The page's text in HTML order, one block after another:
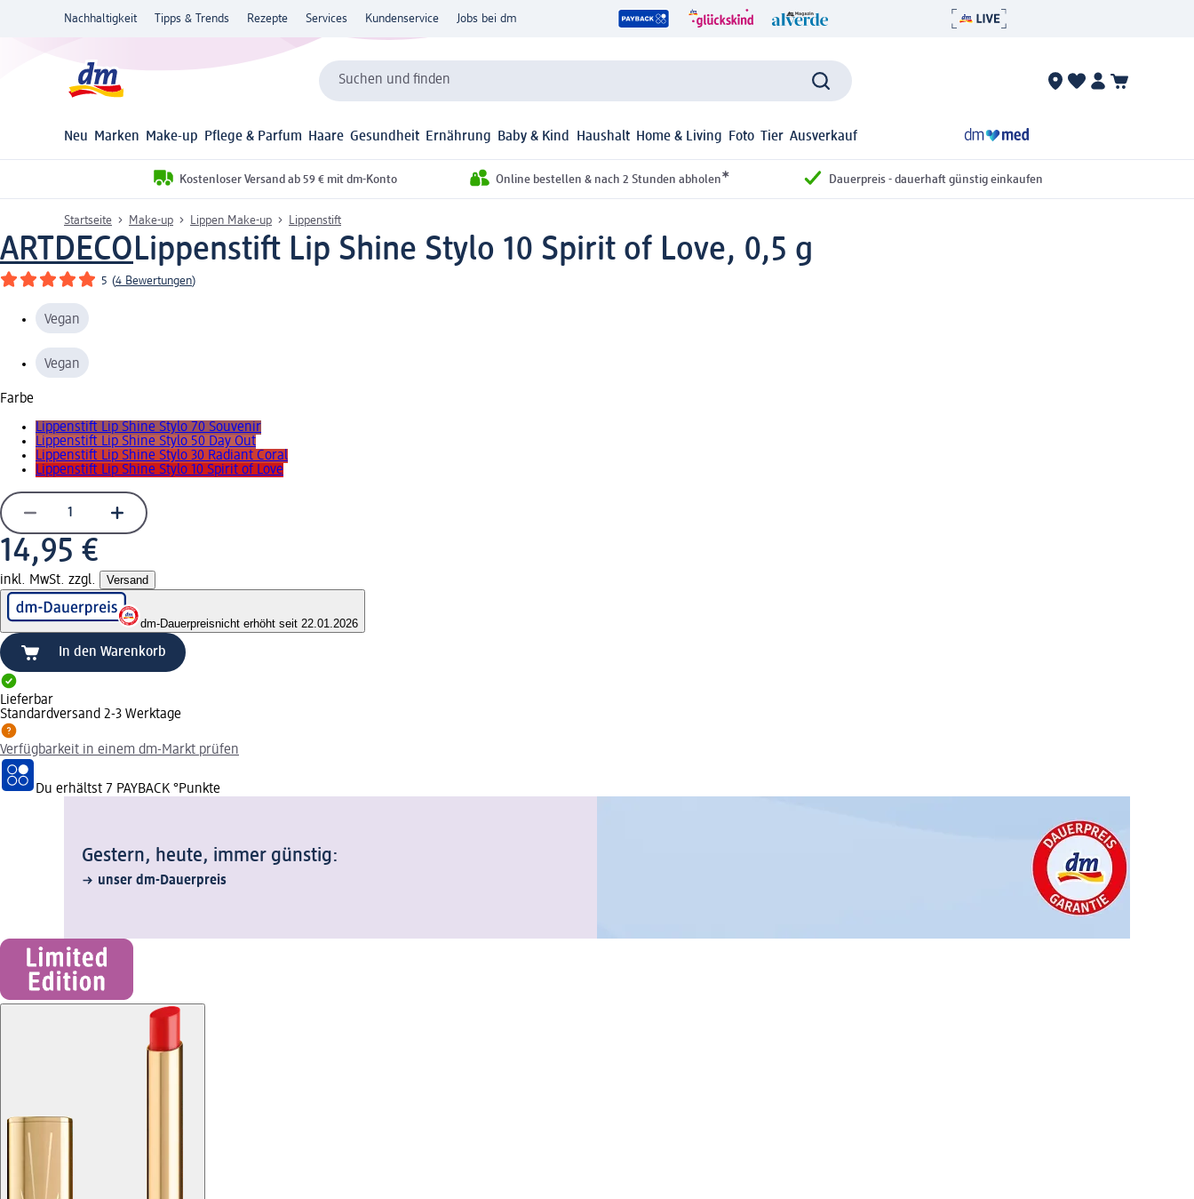
Nachhaltigkeit Tipps & Trends Rezepte Services Kundenservice Jobs bei dm
Suchen und finden
Neu Marken Make-up Pflege & Parfum Haare Gesundheit Ernährung Baby & Kind Haushalt Home & Living Foto Tier Ausverkauf
Kostenloser Versand ab 59 € mit dm-Konto Online bestellen & nach 2 Stunden abholen* Dauerpreis - dauerhaft günstig einkaufen
Startseite Make-up Lippen Make-up Lippenstift
ARTDECOLippenstift Lip Shine Stylo 10 Spirit of Love, 0,5 g
5 (4 Bewertungen)
Vegan
Vegan
Farbe
Lippenstift Lip Shine Stylo 70 Souvenir
Lippenstift Lip Shine Stylo 50 Day Out
Lippenstift Lip Shine Stylo 30 Radiant Coral
Lippenstift Lip Shine Stylo 10 Spirit of Love
14,95 €
inkl. MwSt. zzgl. Versand
dm-Dauerpreisnicht erhöht seit 22.01.2026
In den Warenkorb
Lieferbar
Standardversand 2-3 Werktage
Verfügbarkeit in einem dm-Markt prüfen
Du erhältst 7 PAYBACK °Punkte
Gestern, heute, immer günstig:
unser dm-Dauerpreis